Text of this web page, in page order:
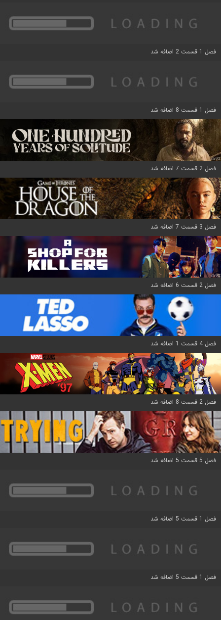
فصل 1 قسمت 2 اضافه شد
فصل 1 قسمت 8 اضافه شد
فصل 2 قسمت 7 اضافه شد
فصل 3 قسمت 7 اضافه شد
فصل 2 قسمت 6 اضافه شد
فصل 4 قسمت 1 اضافه شد
فصل 2 قسمت 8 اضافه شد
فصل 5 قسمت 5 اضافه شد
فصل 1 قسمت 5 اضافه شد
فصل 1 قسمت 5 اضافه شد